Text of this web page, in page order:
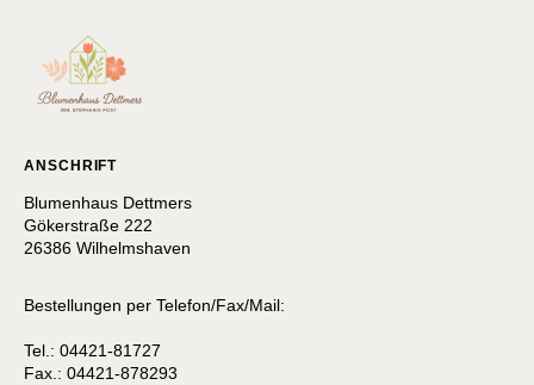
ANSCHRIFT
Blumenhaus Dettmers
Gökerstraße 222
26386 Wilhelmshaven
Bestellungen per Telefon/Fax/Mail:
Tel.: 04421-81727
Fax.: 04421-878293